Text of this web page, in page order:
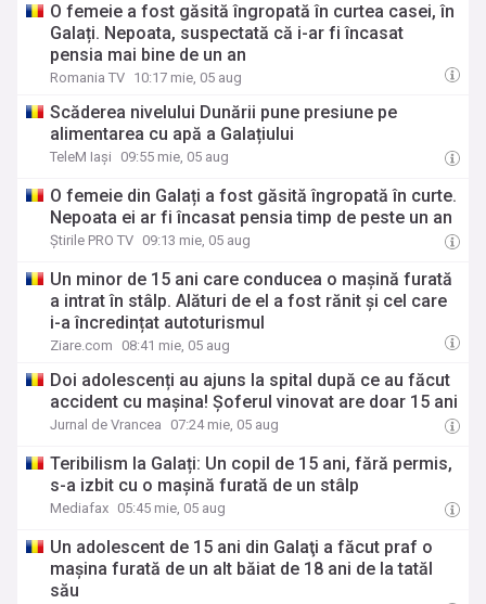
O femeie a fost găsită îngropată în curtea casei, în
Galați. Nepoata, suspectată că i-ar fi încasat
pensia mai bine de un an
Romania TV 10:17 mie, 05 aug
Scăderea nivelului Dunării pune presiune pe
alimentarea cu apă a Galațiului
TeleM Iași 09:55 mie, 05 aug
O femeie din Galați a fost găsită îngropată în curte.
Nepoata ei ar fi încasat pensia timp de peste un an
Știrile PRO TV 09:13 mie, 05 aug
Un minor de 15 ani care conducea o mașină furată
a intrat în stâlp. Alături de el a fost rănit și cel care
i-a încredințat autoturismul
Ziare.com 08:41 mie, 05 aug
Doi adolescenți au ajuns la spital după ce au făcut
accident cu mașina! Șoferul vinovat are doar 15 ani
Jurnal de Vrancea 07:24 mie, 05 aug
Teribilism la Galați: Un copil de 15 ani, fără permis,
s-a izbit cu o mașină furată de un stâlp
Mediafax 05:45 mie, 05 aug
Un adolescent de 15 ani din Galaţi a făcut praf o
mașina furată de un alt băiat de 18 ani de la tatăl
său